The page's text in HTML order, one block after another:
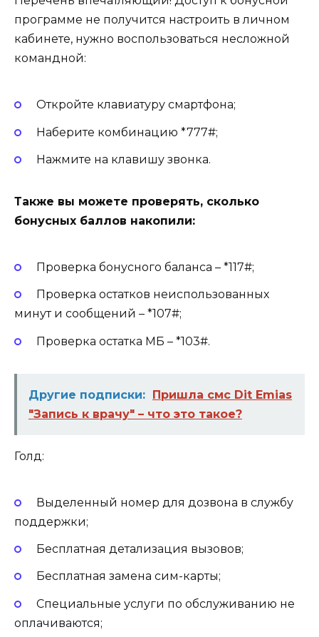
программе не получится настроить в личном
кабинете, нужно воспользоваться несложной
командной:
Откройте клавиатуру смартфона;
Наберите комбинацию *777#;
Нажмите на клавишу звонка.
Также вы можете проверять, сколько
бонусных баллов накопили:
Проверка бонусного баланса – *117#;
Проверка остатков неиспользованных
минут и сообщений – *107#;
Проверка остатка МБ – *103#.
Другие подписки: Пришла смс Dit Emias
"Запись к врачу" – что это такое?
Голд:
Выделенный номер для дозвона в службу
поддержки;
Бесплатная детализация вызовов;
Бесплатная замена сим-карты;
Специальные услуги по обслуживанию не
оплачиваются;